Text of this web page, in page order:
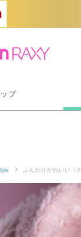
ップ
ふんわりかわいい《